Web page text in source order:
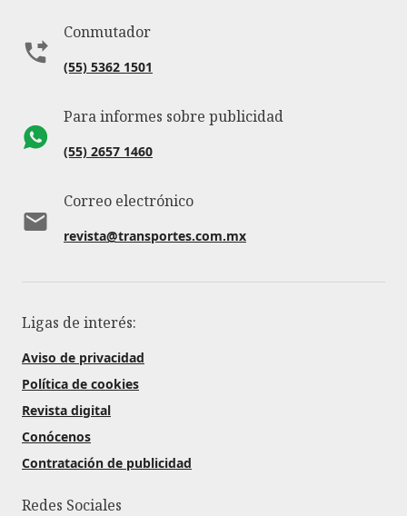
Conmutador
(55) 5362 1501
Para informes sobre publicidad
(55) 2657 1460
Correo electrónico
revista@transportes.com.mx
Ligas de interés:
Aviso de privacidad
Política de cookies
Revista digital
Conócenos
Contratación de publicidad
Redes Sociales